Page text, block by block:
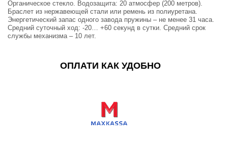
Органическое стекло. Водозащита: 20 атмосфер (200 метров).
Браслет из нержавеющей стали или ремень из полиуретана.
Энергетический запас одного завода пружины – не менее 31 часа.
Средний суточный ход: -20… +60 секунд в сутки. Средний срок
службы механизма – 10 лет.
ОПЛАТИ КАК УДОБНО